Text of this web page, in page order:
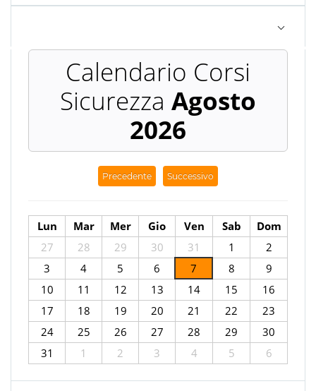
Agosto
2026
Precedente Successivo
Lun Mar Mer Gio Ven Sab
Dom
27
28 29 30 31 1
2
3
4 5 6 7 8
9
10
11 12 13 14 15
16
17
18 19 20 21 22
23
24
25 26 27 28 29
30
31
1 2 3 4 5 6